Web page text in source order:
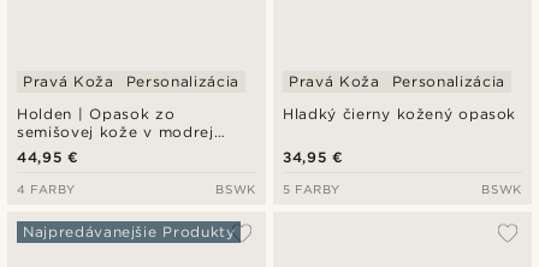
Holden | Opasok zo
semišovej kože v modrej
farbe
Pravá Koža Personalizácia
44,95 €
4 FARBY BSWK
Hladký čierny kožený opasok
Pravá Koža Personalizácia
34,95 €
5 FARBY BSWK
Najpredávanejšie Produkty